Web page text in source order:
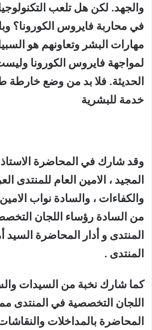
والجهد. لكن هل تلعب التكنولوجيا
في محاربة فايروس الكورونا؟
مهارات البشر وتعاونهم هو
لمواجهة فايروس الكورونا وليست
الحديثة. فلا بد من وضع خارطة
خدمة للبشرية
وقد شارك في المحاضرة
المجيد ، الامين العام للمنتدى
والكفاءات ، والسادة نواب
من السادة رؤساء اللجان
المنتدى و أدار المحاضرة السيد
المنتدى .
كما شارك نخبة من السيدات
اللجان التخصصية في المنتدى
المحاضرة بالمداخلات